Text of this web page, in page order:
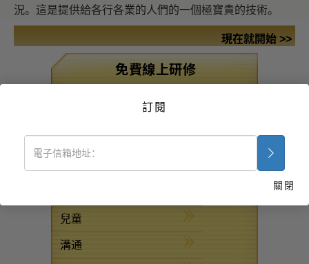
況。這是提供給各行各業的人們的一個極寶貴的技術。
現在就開始 >>
免費線上研修
兒童
溝通
訂閱
關閉